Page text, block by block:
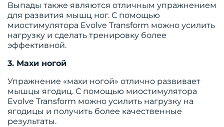
Выпады также являются отличным упражнением
для развития мышц ног. С помощью
миостимулятора Evolve Transform можно усилить
нагрузку и сделать тренировку более
эффективной.
3. Махи ногой
Упражнение «махи ногой» отлично развивает
мышцы ягодиц. С помощью миостимулятора
Evolve Transform можно усилить нагрузку на
ягодицы и получить более качественные
результаты.